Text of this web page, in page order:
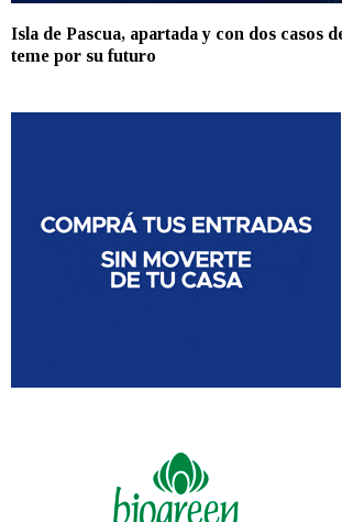
Isla de Pascua, apartada y con dos casos
teme por su futuro